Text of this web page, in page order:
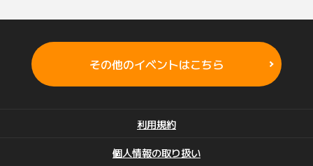
その他のイベントはこちら
利用規約
個人情報の取り扱い